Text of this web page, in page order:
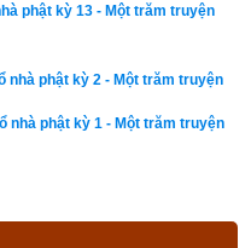
toàn mới của chúng tôi
dụng mà còn luận giải
độc giả dễ dàng lựa chọn
công việc. Hãy thử một lần
phần mềm lịch vạn sự
phật kỳ 13 - Một trăm truyện
nhà phật kỳ 2 - Một trăm truyện
nhà phật kỳ 1 - Một trăm truyện